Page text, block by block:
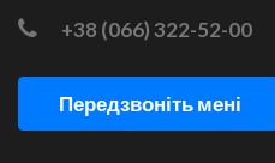
+38 (066) 322-52-00
Передзвоніть мені